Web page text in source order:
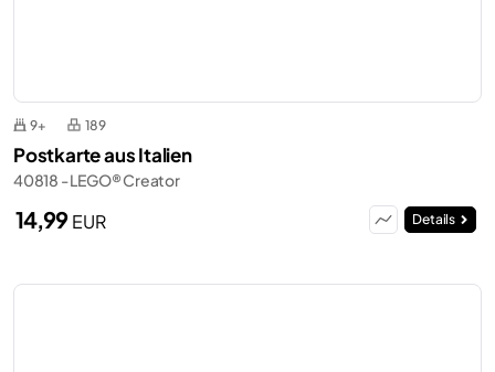
9+ 189
Postkarte aus Italien
40818 - LEGO® Creator
14,99EUR Details